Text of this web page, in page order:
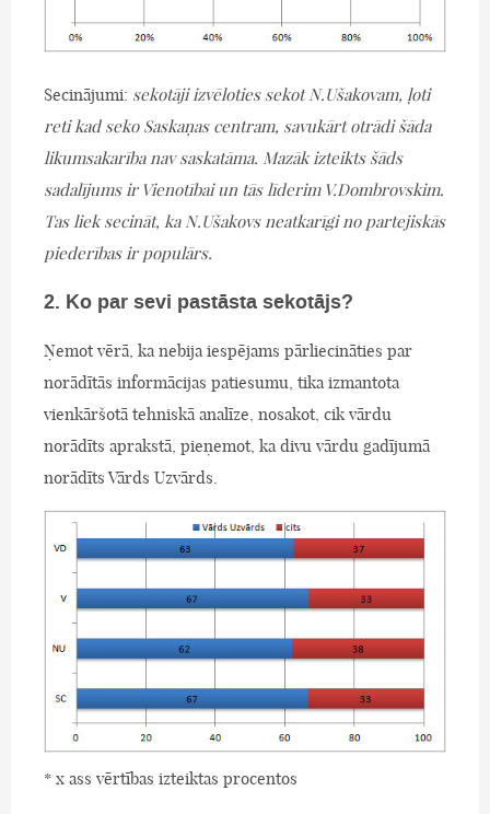
Secinājumi: sekotāji izvēloties sekot N.Ušakovam, ļoti
reti kad seko Saskaņas centram, savukārt otrādi šāda
likumsakarība nav saskatāma. Mazāk izteikts šāds
sadalījums ir Vienotībai un tās līderim V.Dombrovskim.
Tas liek secināt, ka N.Ušakovs neatkarīgi no partejiskās
piederības ir populārs.
2. Ko par sevi pastāsta sekotājs?
Ņemot vērā, ka nebija iespējams pārliecināties par
norādītās informācijas patiesumu, tika izmantota
vienkāršotā tehniskā analīze, nosakot, cik vārdu
norādīts aprakstā, pieņemot, ka divu vārdu gadījumā
norādīts Vārds Uzvārds.
* x ass vērtības izteiktas procentos